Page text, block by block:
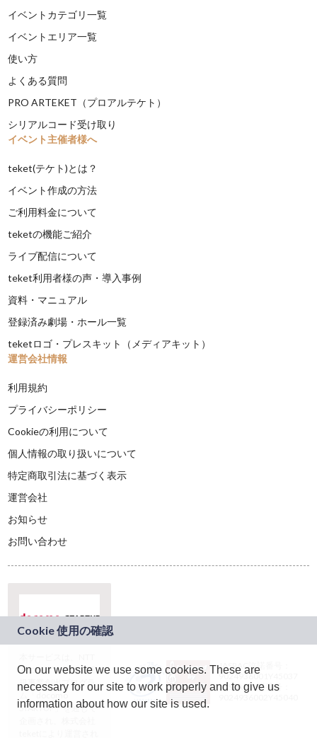
イベントカテゴリ一覧
イベントエリア一覧
使い方
よくある質問
PRO ARTEKET（プロアルテケト）
シリアルコード受け取り
イベント主催者様へ
teket(テケト)とは？
イベント作成の方法
ご利用料金について
teketの機能ご紹介
ライブ配信について
teket利用者様の声・導入事例
資料・マニュアル
登録済み劇場・ホール一覧
teketロゴ・プレスキット（メディアキット）
運営会社情報
利用規約
プライバシーポリシー
Cookieの利用について
個人情報の取り扱いについて
特定商取引法に基づく表示
運営会社
お知らせ
お問い合わせ
ドコモグループの新
規事業創出プログラ
ム「docomo
STARTUP」を通じて
JASRAC許諾番号：
9024936001Y45037
JASRAC許諾番号：
On our website we use some cookies. These are
necessary for our site to work properly and to give us
information about how our site is used.